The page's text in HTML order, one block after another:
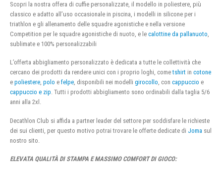
Scopri la nostra offera di cuffie personalizzate, il modello in poliestere, più
classico e adatto all’uso occasionale in piscina, i modelli in silicone per i
triathlon e gli allenamento delle squadre agonistiche e nella versione
Competition per le squadre agonistiche di nuoto, e le calottine da pallanuoto,
sublimate e 100% personalizzabili
L’offerta abbigliamento personalizzato è dedicata a tutte le collettività che
cercano dei prodotti da rendere unici con i proprio loghi, cometshirt in cotone
e poliestere, polo e felpe, disponibili nei modelli girocollo, con cappuccio e
cappuccio e zip. Tutti i prodotti abbigliamento sono ordinabili dalla taglia 5/6
anni alla 2xl.
Decathlon Club si affida a partner leader del settore per soddisfare le richieste
dei sui clienti, per questo motivo potrai trovare le offerte dedicate di Joma sul
nostro sito.
ELEVATA QUALITÀ DI STAMPA E MASSIMO COMFORT DI GIOCO: